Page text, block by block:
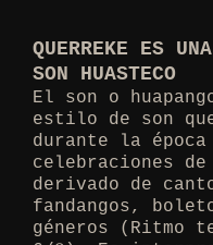
QUERREKE ES
SON HUASTECO
El son o
estilo de son
durante la
celebraciones
derivado de
fandangos,
géneros (Ritmo